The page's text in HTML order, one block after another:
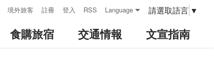
境外旅客 註冊 登入 RSS Language 請選取語言 ▼
食購旅宿 交通情報 文宣指南